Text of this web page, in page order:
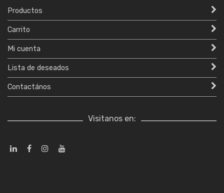
Productos
Carrito
Mi cuenta
Lista de deseados
Contactános
Visitanos en: